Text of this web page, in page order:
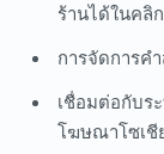
ร้านได้ในคลิ
การจัดการค
เชื่อมต่อกับร
โฆษณาโซเชี